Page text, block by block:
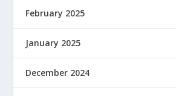
February 2025
January 2025
December 2024